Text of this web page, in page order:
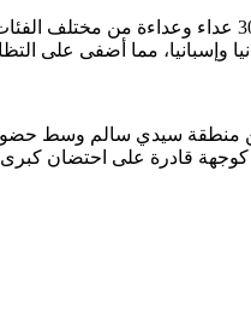
لم يكن الإقبال الجماهيري عاديا فقد تجاوز عدد
وإسبانيا، مما أضفى على
منطقة سيدي سالم وسط
قادرة على احتضان كبرى